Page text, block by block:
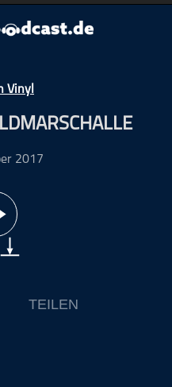
2017
TEILEN